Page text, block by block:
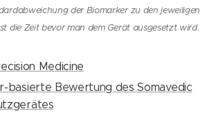
der Biomarker zu den jeweiligen
die Zeit bevor man dem Gerät ausgesetzt wird.
Medicine
basierte Bewertung des Somavedic